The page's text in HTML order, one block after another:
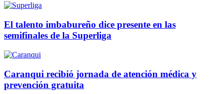
El talento imbabureño dice presente en las
semifinales de la Superliga
Caranqui recibió jornada de atención médica y
prevención gratuita